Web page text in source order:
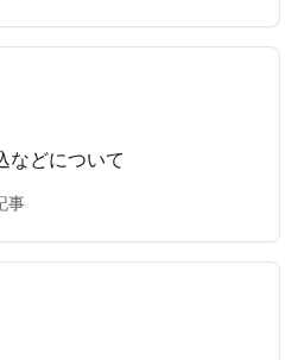
などについて
事